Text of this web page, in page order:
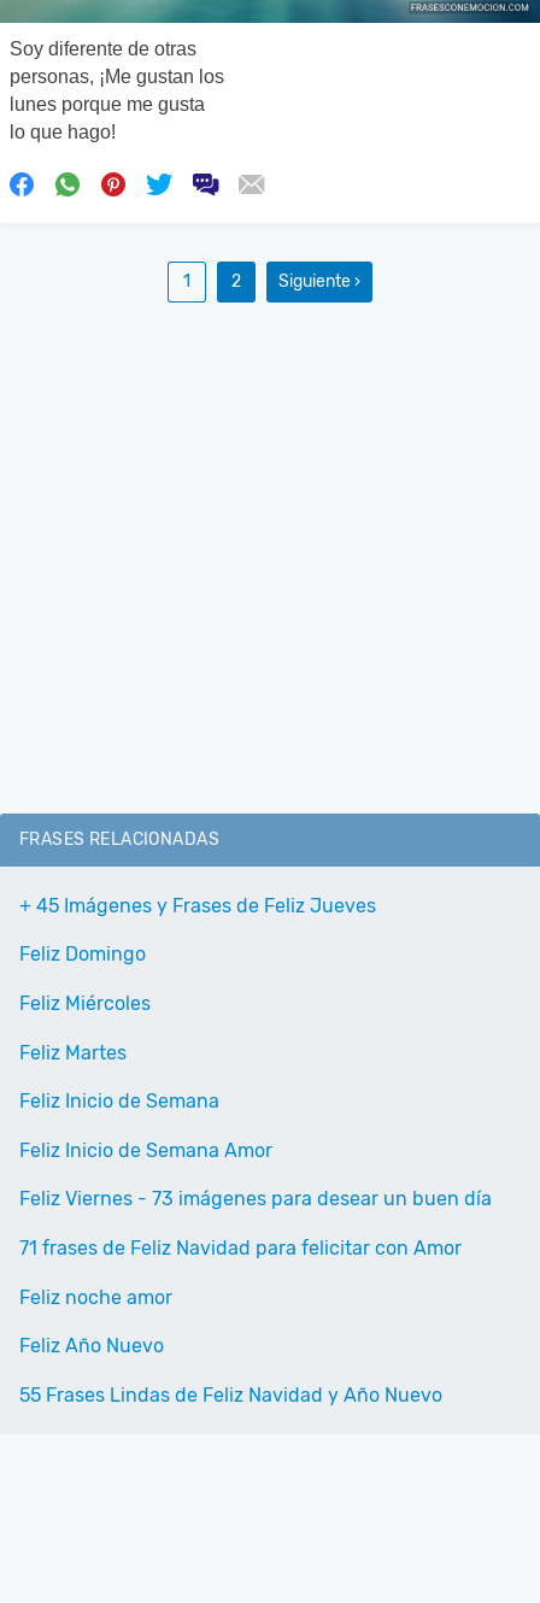
Soy diferente de otras
personas, ¡Me gustan los
lunes porque me gusta
lo que hago!
1 2 Siguiente ›
FRASES RELACIONADAS
+ 45 Imágenes y Frases de Feliz Jueves
Feliz Domingo
Feliz Miércoles
Feliz Martes
Feliz Inicio de Semana
Feliz Inicio de Semana Amor
Feliz Viernes - 73 imágenes para desear un buen día
71 frases de Feliz Navidad para felicitar con Amor
Feliz noche amor
Feliz Año Nuevo
55 Frases Lindas de Feliz Navidad y Año Nuevo